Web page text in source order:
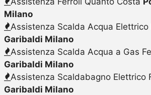
Milano
Assistenza Scalda Acqua Elettrico
Garibaldi Milano
Assistenza Scalda Acqua a Gas
Garibaldi Milano
Assistenza Scaldabagno Elettrico
Garibaldi Milano